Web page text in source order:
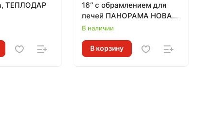
ТЕПЛОДАР
16’’ c обрамлением для
печей ПАНОРАМА НОВАЯ
РУСЬ, ЛАГУНА, ДОМНА
В наличии
В корзину